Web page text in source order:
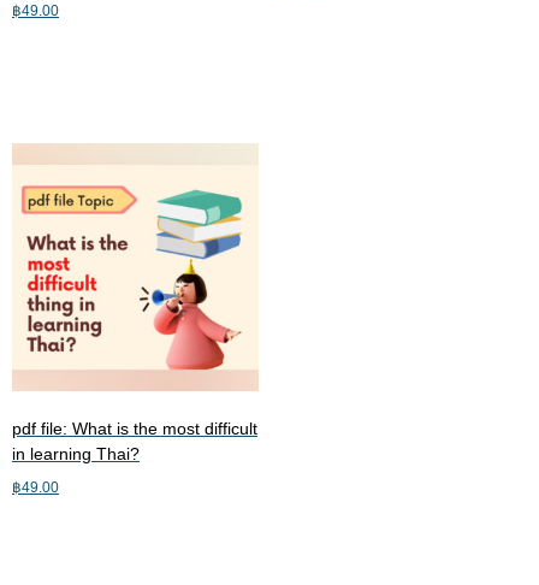
฿49.00
pdf file: What is the most difficult
in learning Thai?
฿49.00